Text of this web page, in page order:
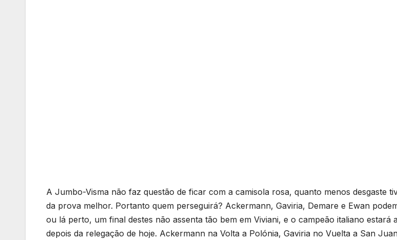
A Jumbo-Visma não faz questão de ficar com a camisola rosa, quanto menos desgaste
da prova melhor. Portanto quem perseguirá? Ackermann, Gaviria, Demare e Ewan
ou lá perto, um final destes não assenta tão bem em Viviani, e o campeão italiano estará
depois da relegação de hoje. Ackermann na Volta a Polónia, Gaviria no Vuelta a San